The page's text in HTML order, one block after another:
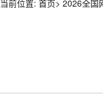
当前位置: 首页> 2026全国